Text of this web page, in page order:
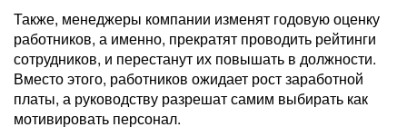
Также, менеджеры компании изменят годовую оценку
работников, а именно, прекратят проводить рейтинги
сотрудников, и перестанут их повышать в должности.
Вместо этого, работников ожидает рост заработной
платы, а руководству разрешат самим выбирать как
мотивировать персонал.